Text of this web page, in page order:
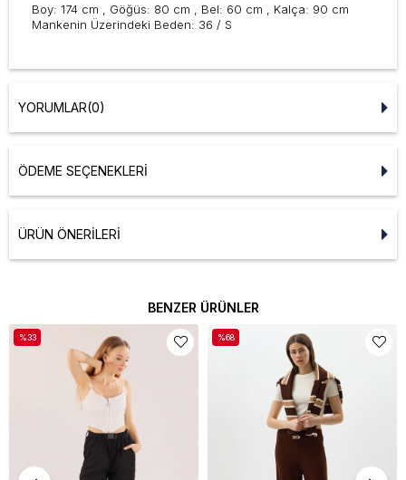
Boy: 174 cm , Göğüs: 80 cm , Bel: 60 cm , Kalça: 90 cm
Mankenin Üzerindeki Beden: 36 / S
YORUMLAR(0)
ÖDEME SEÇENEKLERI
ÜRÜN ÖNERILERI
BENZER ÜRÜNLER
%33 %68